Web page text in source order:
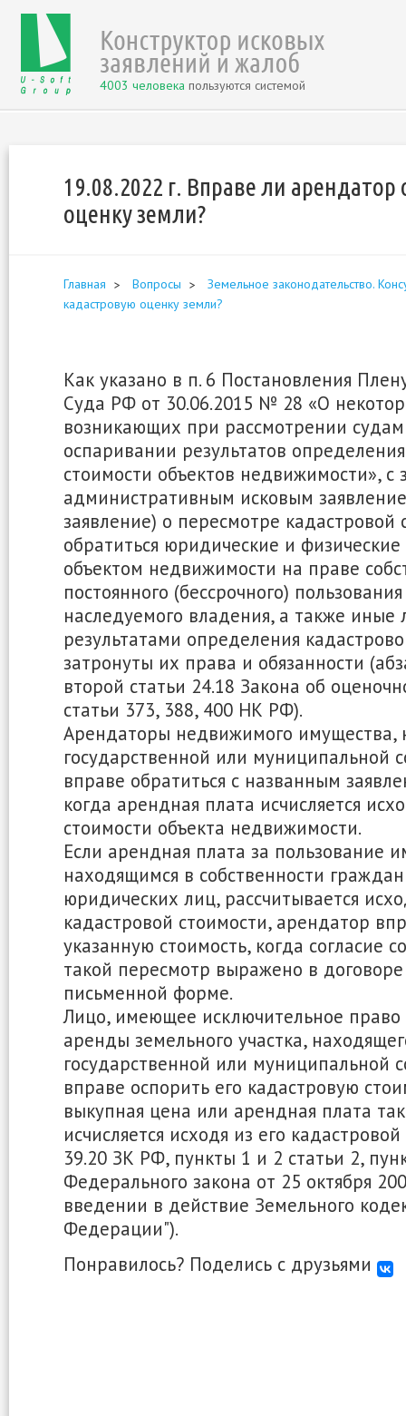
4003 человека пользуются системой
19.08.2022 г. Вправе ли
оценку земли?
Главная Вопросы
Земельное законодательство.
кадастровую оценку земли?
Как указано в п. 6 Постановления
Суда РФ от 30.06.2015 № 28 «О
возникающих при рассмотрении
оспаривании результатов
стоимости объектов недвижимости», с
административным исковым
заявление) о пересмотре кадастровой
обратиться юридические и
объектом недвижимости на праве
постоянного (бессрочного)
наследуемого владения, а также иные
результатами определения
затронуты их права и обязанности
второй статьи 24.18 Закона об
статьи 373, 388, 400 НК РФ).
Арендаторы недвижимого имущества,
государственной или муниципальной
вправе обратиться с названным
когда арендная плата исчисляется
стоимости объекта недвижимости.
Если арендная плата за пользование
находящимся в собственности
юридических лиц, рассчитывается
кадастровой стоимости, арендатор
указанную стоимость, когда согласие
такой пересмотр выражено в
письменной форме.
Лицо, имеющее исключительное
аренды земельного участка,
государственной или муниципальной
вправе оспорить его кадастровую
выкупная цена или арендная плата
исчисляется исходя из его
39.20 ЗК РФ, пункты 1 и 2 статьи 2,
Федерального закона от 25 октября
введении в действие Земельного
Федерации").
Понравилось? Поделись с друзьями